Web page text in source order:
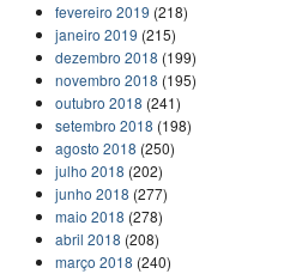
fevereiro 2019 (218)
janeiro 2019 (215)
dezembro 2018 (199)
novembro 2018 (195)
outubro 2018 (241)
setembro 2018 (198)
agosto 2018 (250)
julho 2018 (202)
junho 2018 (277)
maio 2018 (278)
abril 2018 (208)
março 2018 (240)